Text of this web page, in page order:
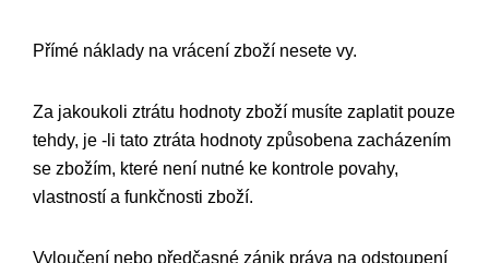
Přímé náklady na vrácení zboží nesete vy.
Za jakoukoli ztrátu hodnoty zboží musíte zaplatit pouze
tehdy, je -li tato ztráta hodnoty způsobena zacházením
se zbožím, které není nutné ke kontrole povahy,
vlastností a funkčnosti zboží.
Vyloučení nebo předčasné zánik práva na odstoupení